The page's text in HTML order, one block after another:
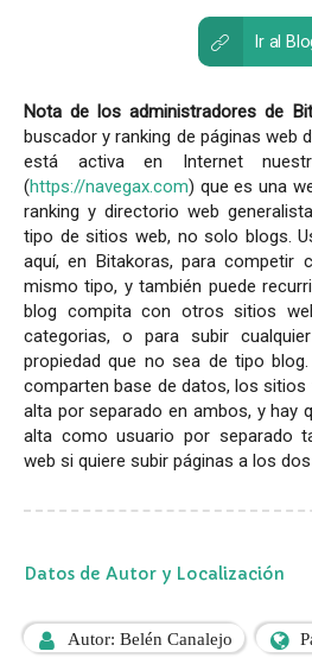
Ir al
Nota de los administradores de
buscador y ranking de páginas web
está activa en Internet
(https://navegax.com) que es una
ranking y directorio web
tipo de sitios web, no solo blogs.
aquí, en Bitakoras, para competir
mismo tipo, y también puede
blog compita con otros sitios
categorias, o para subir
propiedad que no sea de tipo
comparten base de datos, los sitios
alta por separado en ambos, y hay
alta como usuario por separado
web si quiere subir páginas a los
Datos de Autor y Localización
Autor: Belén Canalejo